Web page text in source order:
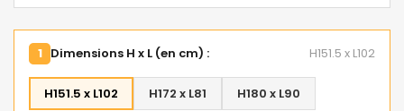
1 Dimensions H x L (en cm) : H151.5 x L102
H151.5 x L102 H172 x L81 H180 x L90